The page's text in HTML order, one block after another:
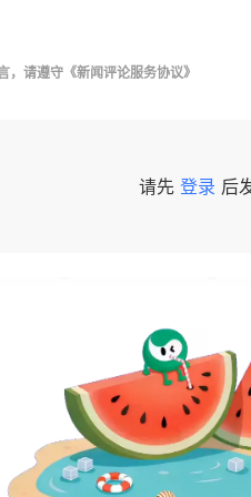
，请遵守 《新闻评论服务协议》
请先 登录 后